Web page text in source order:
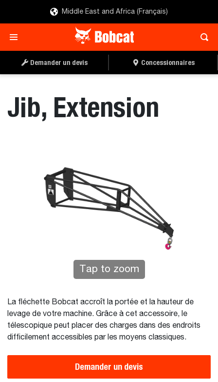
Middle East and Africa (Français)
Demander un devis Concessionnaires
Jib, Extension
Tap to zoom
La fléchette Bobcat accroît la portée et la hauteur de
levage de votre machine. Grâce à cet accessoire, le
télescopique peut placer des charges dans des endroits
difficilement accessibles par les moyens classiques.
Demander un devis
DEMANDER UN DEVIS
TROUVER UN